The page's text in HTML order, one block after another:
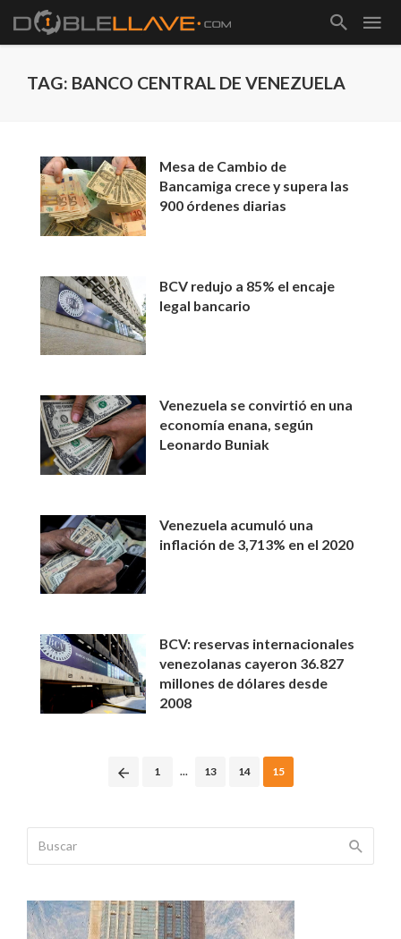
TAG: BANCO CENTRAL DE VENEZUELA
Mesa de Cambio de
Bancamiga crece y supera las
900 órdenes diarias
BCV redujo a 85% el encaje
legal bancario
Venezuela se convirtió en una
economía enana, según
Leonardo Buniak
Venezuela acumuló una
inflación de 3,713% en el 2020
BCV: reservas internacionales
venezolanas cayeron 36.827
millones de dólares desde
2008
1 ... 13 14 15